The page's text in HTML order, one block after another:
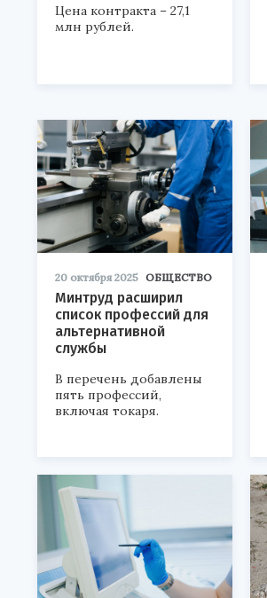
Цена контракта – 27,1
млн рублей.
20 октября 2025 ОБЩЕСТВО
Минтруд расширил
список профессий для
альтернативной
службы
В перечень добавлены
пять профессий,
включая токаря.